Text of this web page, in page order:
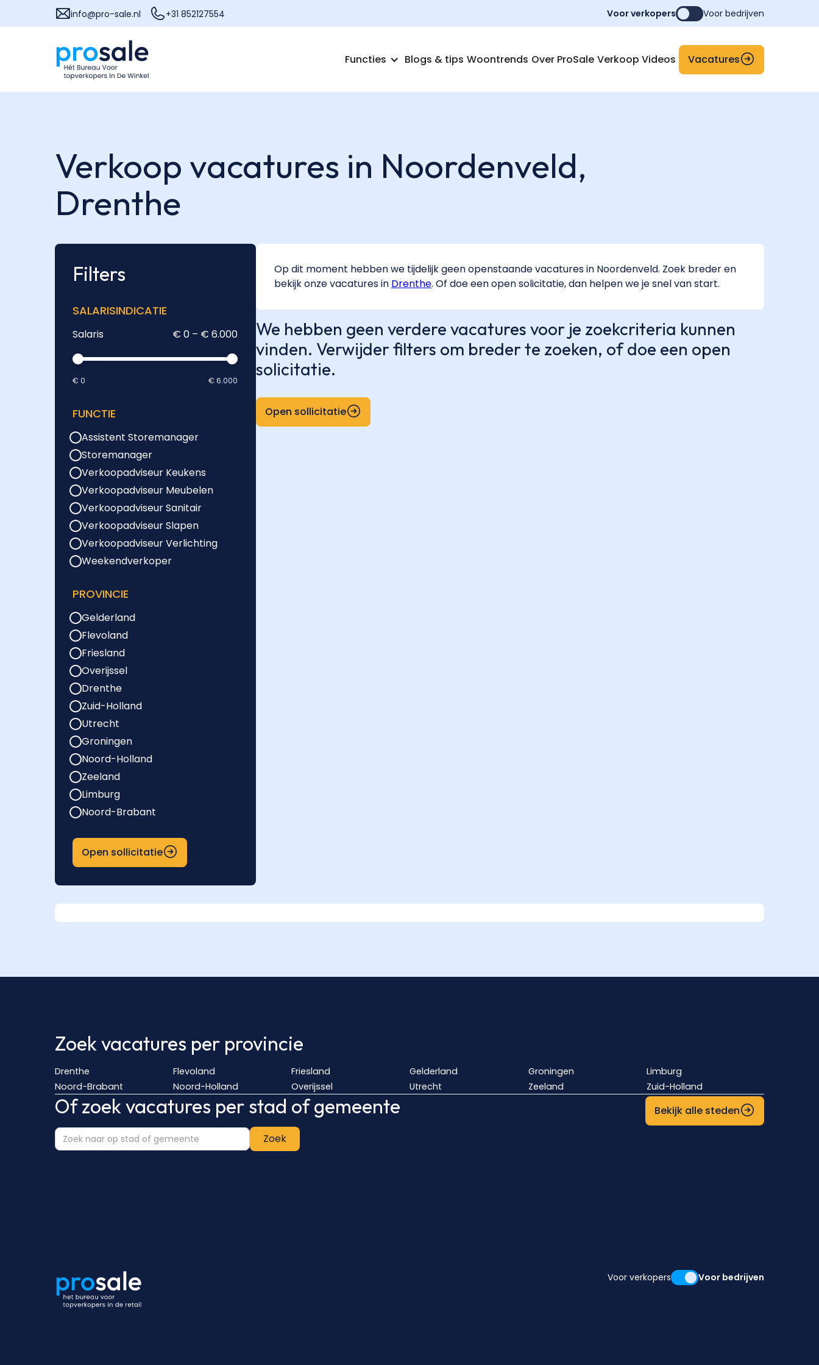
info@pro-sale.nl +31 852127554 Voor verkopers Voor bedrijven
Functies Blogs & tips Woontrends Over ProSale Verkoop Videos Vacatures
Verkoop vacatures in Noordenveld,
Drenthe
Filters
SALARISINDICATIE
Salaris € 0 – € 6.000
€ 0 € 6.000
FUNCTIE
Assistent Storemanager
Storemanager
Verkoopadviseur Keukens
Verkoopadviseur Meubelen
Verkoopadviseur Sanitair
Verkoopadviseur Slapen
Verkoopadviseur Verlichting
Weekendverkoper
PROVINCIE
Gelderland
Flevoland
Friesland
Overijssel
Drenthe
Zuid-Holland
Utrecht
Groningen
Noord-Holland
Zeeland
Limburg
Noord-Brabant
Open sollicitatie
Op dit moment hebben we tijdelijk geen openstaande vacatures in Noordenveld. Zoek breder en
bekijk onze vacatures in Drenthe. Of doe een open solicitatie, dan helpen we je snel van start.
We hebben geen verdere vacatures voor je zoekcriteria kunnen
vinden. Verwijder filters om breder te zoeken, of doe een open
solicitatie.
Open sollicitatie
Zoek vacatures per provincie
Drenthe Flevoland Friesland Gelderland Groningen
Limburg
Noord-Brabant
Noord-Holland Overijssel Utrecht Zeeland Zuid-Holland
Of zoek vacatures per stad of gemeente Bekijk alle steden
Voor verkopers Voor bedrijven